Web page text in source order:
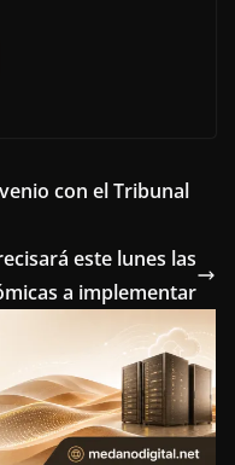
e
r
a
con el Tribunal
este lunes las
a implementar